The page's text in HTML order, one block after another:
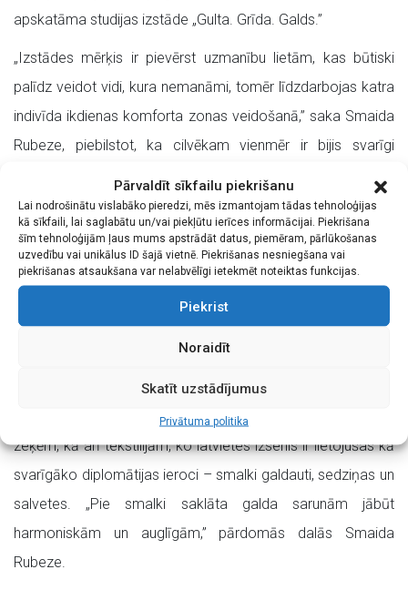
Pārvaldīt sīkfailu piekrišanu
Lai nodrošinātu vislabāko pieredzi, mēs izmantojam tādas tehnoloģijas
kā sīkfaili, lai saglabātu un/vai piekļūtu ierīces informācijai. Piekrišana
šīm tehnoloģijām ļaus mums apstrādāt datus, piemēram, pārlūkošanas
uzvedību vai unikālus ID šajā vietnē. Piekrišanas nesniegšana vai
piekrišanas atsaukšana var nelabvēlīgi ietekmēt noteiktas funkcijas.
Piekrist
Noraidīt
Skatīt uzstādījumus
Privātuma politika
apskatāma studijas izstāde „Gulta. Grīda. Galds.”
„Izstādes mērķis ir pievērst uzmanību lietām, kas būtiski
palīdz veidot vidi, kura nemanāmi, tomēr līdzdarbojas katra
indivīda ikdienas komforta zonas veidošanā,” saka Smaida
Rubeze, piebilstot, ka cilvēkam vienmēr ir bijis svarīgi
personības harmonijas līdzsvara noturēšanā. Ikdienā tās ir
visnotaļ nepamanāmās grīdas, kas kalpo kā meditācijas un
atbalsta punkti, gultas, kas ir svarīgas enerģijas apmaiņas
un atjaunošanas vietas, un galdi, kas atbild par dzīvības
uzturēšanas, harmonijas un piederības lietām.
Izstādē meistari pievērsuši uzmanību senajām grīdas
klājumu izgatavošanas un lietošanas tradīcijām, gultu
aksesuāriem – segām, palagiem, spilveniem, dvieļiem un
zeķēm, kā arī tekstilijām, ko latvietes izsenis ir lietojušas kā
svarīgāko diplomātijas ieroci – smalki galdauti, sedziņas un
salvetes. „Pie smalki saklāta galda sarunām jābūt
harmoniskām un auglīgām,” pārdomās dalās Smaida
Rubeze.